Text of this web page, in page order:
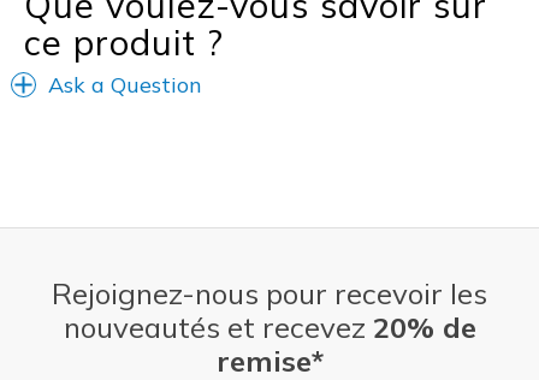
ce produit ?
Ask a Question
Rejoignez-nous pour recevoir les
nouveautés et recevez 20% de
remise*